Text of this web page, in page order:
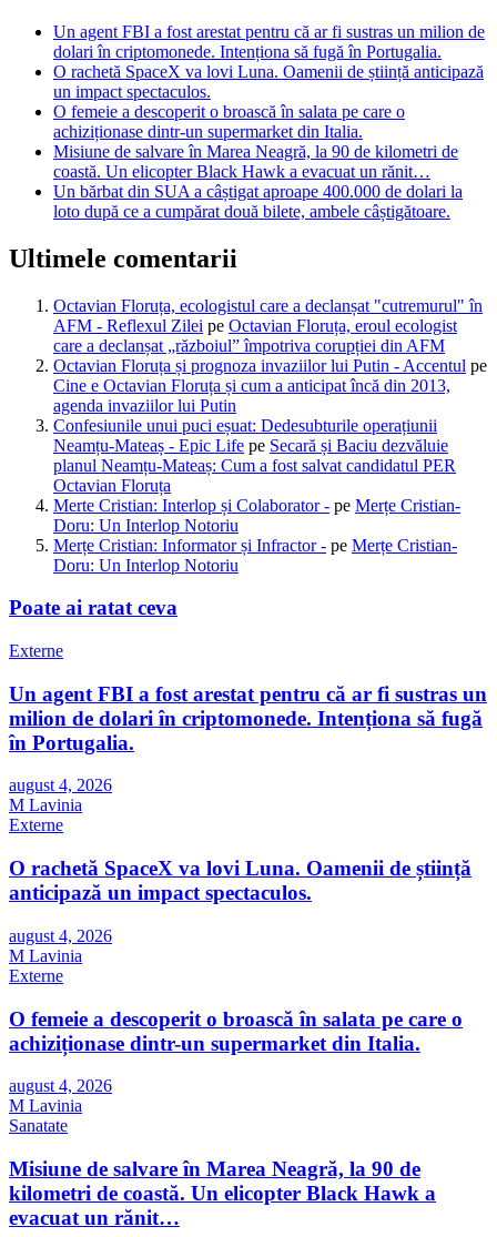
Un agent FBI a fost arestat pentru că ar fi sustras un milion de
dolari în criptomonede. Intenționa să fugă în Portugalia.
O rachetă SpaceX va lovi Luna. Oamenii de știință anticipază
un impact spectaculos.
O femeie a descoperit o broască în salata pe care o
achiziționase dintr-un supermarket din Italia.
Misiune de salvare în Marea Neagră, la 90 de kilometri de
coastă. Un elicopter Black Hawk a evacuat un rănit…
Un bărbat din SUA a câștigat aproape 400.000 de dolari la
loto după ce a cumpărat două bilete, ambele câștigătoare.
Ultimele comentarii
Octavian Floruța, ecologistul care a declanșat "cutremurul" în
AFM - Reflexul Zilei pe Octavian Floruța, eroul ecologist
care a declanșat „războiul” împotriva corupției din AFM
Octavian Floruța și prognoza invaziilor lui Putin - Accentul pe
Cine e Octavian Floruța și cum a anticipat încă din 2013,
agenda invaziilor lui Putin
Confesiunile unui puci eșuat: Dedesubturile operațiunii
Neamțu-Mateaș - Epic Life pe Secară și Baciu dezvăluie
planul Neamțu-Mateaș: Cum a fost salvat candidatul PER
Octavian Floruța
Merte Cristian: Interlop și Colaborator - pe Merțe Cristian-
Doru: Un Interlop Notoriu
Merțe Cristian: Informator și Infractor - pe Merțe Cristian-
Doru: Un Interlop Notoriu
Poate ai ratat ceva
Externe
Un agent FBI a fost arestat pentru că ar fi sustras un
milion de dolari în criptomonede. Intenționa să fugă
în Portugalia.
august 4, 2026
M Lavinia
Externe
O rachetă SpaceX va lovi Luna. Oamenii de știință
anticipază un impact spectaculos.
august 4, 2026
M Lavinia
Externe
O femeie a descoperit o broască în salata pe care o
achiziționase dintr-un supermarket din Italia.
august 4, 2026
M Lavinia
Sanatate
Misiune de salvare în Marea Neagră, la 90 de
kilometri de coastă. Un elicopter Black Hawk a
evacuat un rănit…